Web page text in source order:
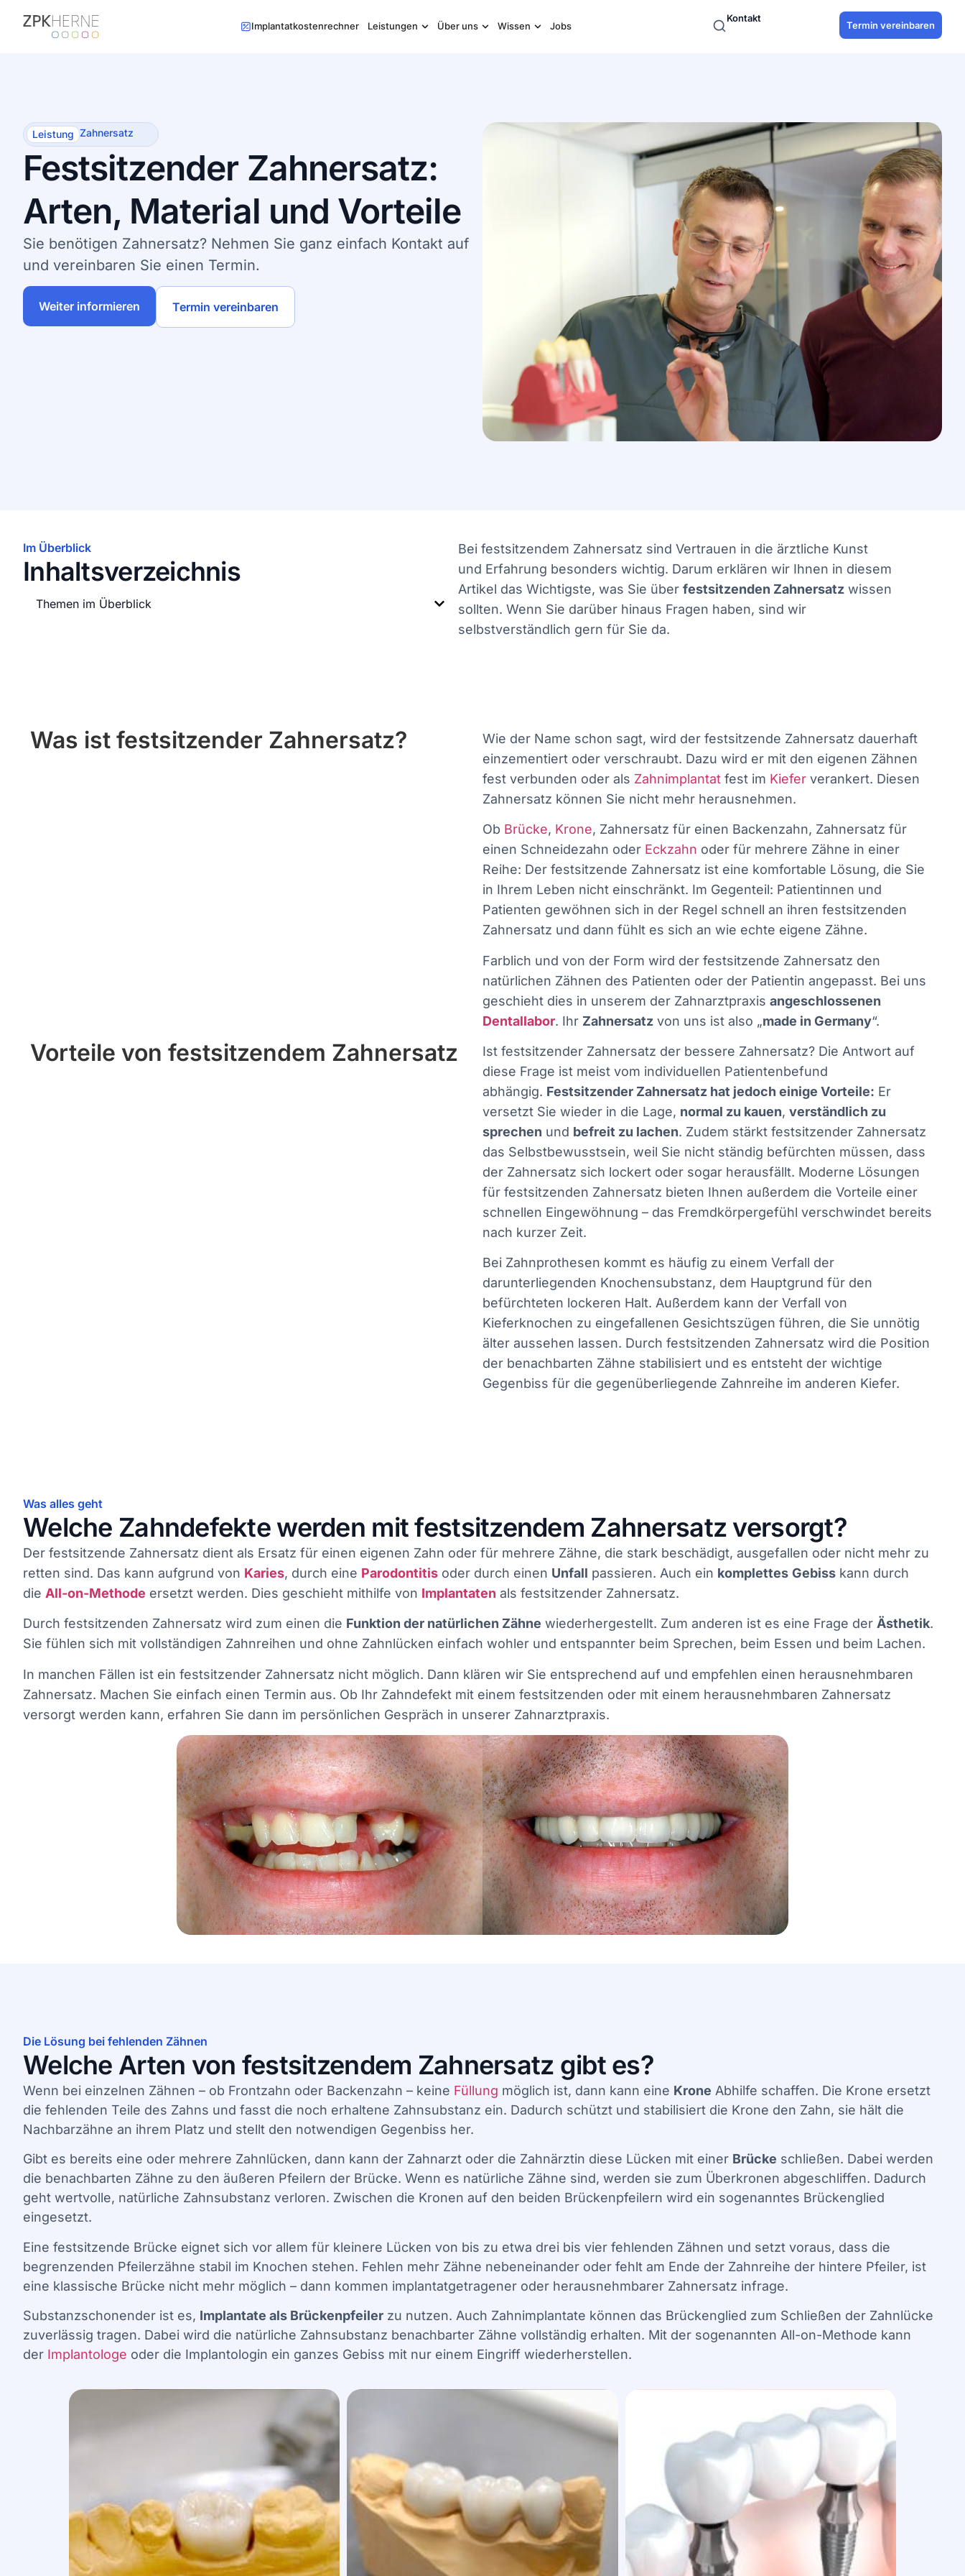
springen
Implantatkostenrechner Leistungen Über uns Wissen Jobs
Kontakt
Termin vereinbaren
Leistung Zahnersatz
Festsitzender Zahnersatz:
Arten, Material und Vorteile
Sie benötigen Zahnersatz? Nehmen Sie ganz einfach Kontakt auf
und vereinbaren Sie einen Termin.
Weiter informieren Termin vereinbaren
Im Überblick
Inhaltsverzeichnis
Themen im Überblick
Bei festsitzendem Zahnersatz sind Vertrauen in die ärztliche Kunst
und Erfahrung besonders wichtig. Darum erklären wir Ihnen in diesem
Artikel das Wichtigste, was Sie überfestsitzenden Zahnersatz wissen
sollten. Wenn Sie darüber hinaus Fragen haben, sind wir
selbstverständlich gern für Sie da.
Was ist festsitzender Zahnersatz?
Wie der Name schon sagt, wird der festsitzende Zahnersatz dauerhaft
einzementiert oder verschraubt. Dazu wird er mit den eigenen Zähnen
fest verbunden oder als Zahnimplantat fest im Kiefer verankert. Diesen
Zahnersatz können Sie nicht mehr herausnehmen.
Ob Brücke, Krone, Zahnersatz für einen Backenzahn, Zahnersatz für
einen Schneidezahn oder Eckzahn oder für mehrere Zähne in einer
Reihe: Der festsitzende Zahnersatz ist eine komfortable Lösung, die Sie
in Ihrem Leben nicht einschränkt. Im Gegenteil: Patientinnen und
Patienten gewöhnen sich in der Regel schnell an ihren festsitzenden
Zahnersatz und dann fühlt es sich an wie echte eigene Zähne.
Farblich und von der Form wird der festsitzende Zahnersatz den
natürlichen Zähnen des Patienten oder der Patientin angepasst. Bei uns
geschieht dies in unserem der Zahnarztpraxis angeschlossenen
Dentallabor. Ihr Zahnersatz von uns ist also „made in Germany“.
Vorteile von festsitzendem Zahnersatz
Ist festsitzender Zahnersatz der bessere Zahnersatz? Die Antwort auf
diese Frage ist meist vom individuellen Patientenbefund
abhängig. Festsitzender Zahnersatz hat jedoch einige Vorteile: Er
versetzt Sie wieder in die Lage, normal zu kauen, verständlich zu
sprechen und befreit zu lachen. Zudem stärkt festsitzender Zahnersatz
das Selbstbewusstsein, weil Sie nicht ständig befürchten müssen, dass
der Zahnersatz sich lockert oder sogar herausfällt. Moderne Lösungen
für festsitzenden Zahnersatz bieten Ihnen außerdem die Vorteile einer
schnellen Eingewöhnung – das Fremdkörpergefühl verschwindet bereits
nach kurzer Zeit.
Bei Zahnprothesen kommt es häufig zu einem Verfall der
darunterliegenden Knochensubstanz, dem Hauptgrund für den
befürchteten lockeren Halt. Außerdem kann der Verfall von
Kieferknochen zu eingefallenen Gesichtszügen führen, die Sie unnötig
älter aussehen lassen. Durch festsitzenden Zahnersatz wird die Position
der benachbarten Zähne stabilisiert und es entsteht der wichtige
Gegenbiss für die gegenüberliegende Zahnreihe im anderen Kiefer.
Was alles geht
Welche Zahndefekte werden mit festsitzendem Zahnersatz versorgt?
Der festsitzende Zahnersatz dient als Ersatz für einen eigenen Zahn oder für mehrere Zähne, die stark beschädigt, ausgefallen oder nicht mehr zu
retten sind. Das kann aufgrund von Karies, durch eine Parodontitis oder durch einen Unfall passieren. Auch ein komplettes Gebiss kann durch
die All-on-Methode ersetzt werden. Dies geschieht mithilfe von Implantaten als festsitzender Zahnersatz.
Durch festsitzenden Zahnersatz wird zum einen die Funktion der natürlichen Zähne wiederhergestellt. Zum anderen ist es eine Frage der Ästhetik.
Sie fühlen sich mit vollständigen Zahnreihen und ohne Zahnlücken einfach wohler und entspannter beim Sprechen, beim Essen und beim Lachen.
In manchen Fällen ist ein festsitzender Zahnersatz nicht möglich. Dann klären wir Sie entsprechend auf und empfehlen einen herausnehmbaren
Zahnersatz. Machen Sie einfach einen Termin aus. Ob Ihr Zahndefekt mit einem festsitzenden oder mit einem herausnehmbaren Zahnersatz
versorgt werden kann, erfahren Sie dann im persönlichen Gespräch in unserer Zahnarztpraxis.
Die Lösung bei fehlenden Zähnen
Welche Arten von festsitzendem Zahnersatz gibt es?
Wenn bei einzelnen Zähnen – ob Frontzahn oder Backenzahn – keine Füllung möglich ist, dann kann eine Krone Abhilfe schaffen. Die Krone ersetzt
die fehlenden Teile des Zahns und fasst die noch erhaltene Zahnsubstanz ein. Dadurch schützt und stabilisiert die Krone den Zahn, sie hält die
Nachbarzähne an ihrem Platz und stellt den notwendigen Gegenbiss her.
Gibt es bereits eine oder mehrere Zahnlücken, dann kann der Zahnarzt oder die Zahnärztin diese Lücken mit einer Brücke schließen. Dabei werden
die benachbarten Zähne zu den äußeren Pfeilern der Brücke. Wenn es natürliche Zähne sind, werden sie zum Überkronen abgeschliffen. Dadurch
geht wertvolle, natürliche Zahnsubstanz verloren. Zwischen die Kronen auf den beiden Brückenpfeilern wird ein sogenanntes Brückenglied
eingesetzt.
Eine festsitzende Brücke eignet sich vor allem für kleinere Lücken von bis zu etwa drei bis vier fehlenden Zähnen und setzt voraus, dass die
begrenzenden Pfeilerzähne stabil im Knochen stehen. Fehlen mehr Zähne nebeneinander oder fehlt am Ende der Zahnreihe der hintere Pfeiler, ist
eine klassische Brücke nicht mehr möglich – dann kommen implantatgetragener oder herausnehmbarer Zahnersatz infrage.
Substanzschonender ist es, Implantate als Brückenpfeiler zu nutzen. Auch Zahnimplantate können das Brückenglied zum Schließen der Zahnlücke
zuverlässig tragen. Dabei wird die natürliche Zahnsubstanz benachbarter Zähne vollständig erhalten. Mit der sogenannten All-on-Methode kann
der Implantologe oder die Implantologin ein ganzes Gebiss mit nur einem Eingriff wiederherstellen.